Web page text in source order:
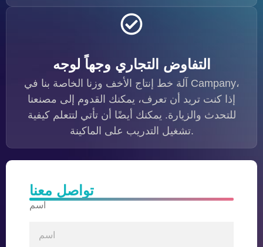
التفاوض التجاري وجهاً لوجه
آلة خط إنتاج الأخف وزنا الخاصة بنا في Campany،
إذا كنت تريد أن تعرف، يمكنك القدوم إلى مصنعنا
للتحدث والزيارة. يمكنك أيضًا أن تأتي لتتعلم كيفية
تشغيل التدريب على الماكينة.
تواصل معنا
اسم